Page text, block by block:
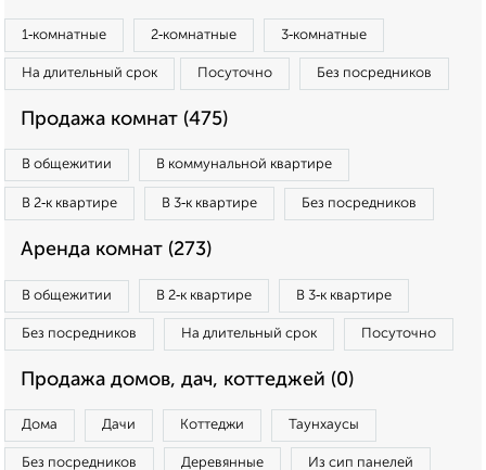
1‑комнатные 2‑комнатные 3‑комнатные
На длительный срок Посуточно Без посредников
Продажа комнат (475)
В общежитии В коммунальной квартире
В 2‑к квартире В 3‑к квартире Без посредников
Аренда комнат (273)
В общежитии В 2‑к квартире В 3‑к квартире
Без посредников На длительный срок Посуточно
Продажа домов, дач, коттеджей (0)
Дома Дачи Коттеджи Таунхаусы
Без посредников Деревянные Из сип панелей